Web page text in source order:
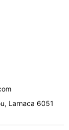
, Larnaca 6051